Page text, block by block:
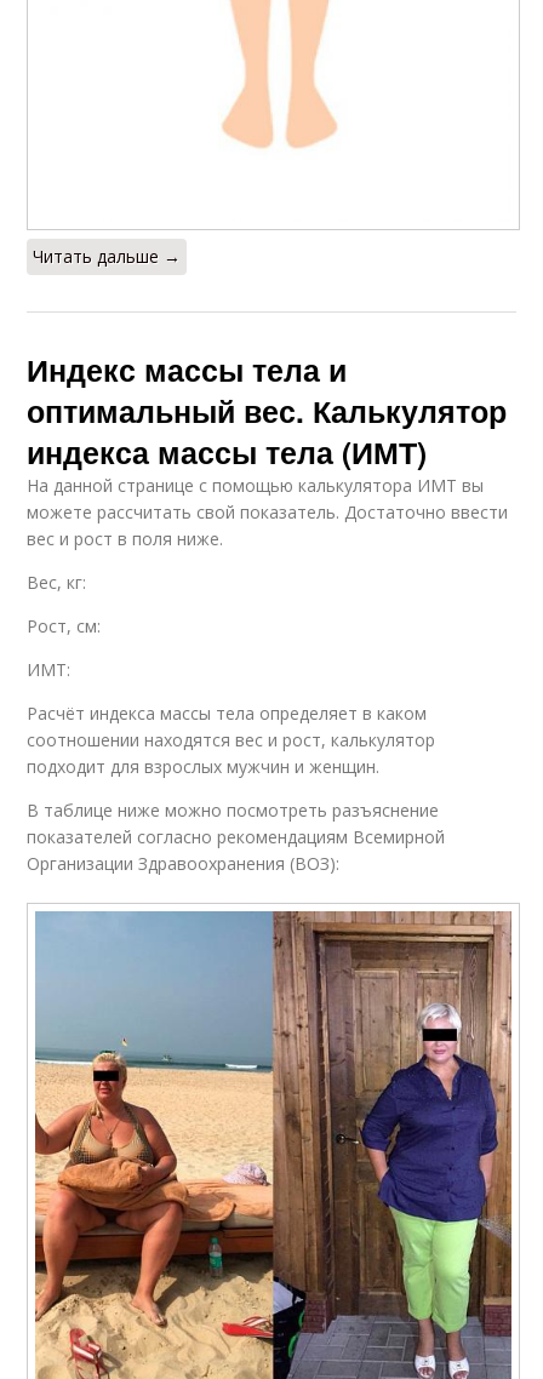
Читать дальше →
Индекс массы тела и
оптимальный вес. Калькулятор
индекса массы тела (ИМТ)
На данной странице с помощью калькулятора ИМТ вы
можете рассчитать свой показатель. Достаточно ввести
вес и рост в поля ниже.
Вес, кг:
Рост, см:
ИМТ:
Расчёт индекса массы тела определяет в каком
соотношении находятся вес и рост, калькулятор
подходит для взрослых мужчин и женщин.
В таблице ниже можно посмотреть разъяснение
показателей согласно рекомендациям Всемирной
Организации Здравоохранения (ВОЗ):